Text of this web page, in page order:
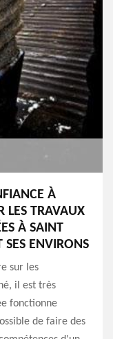
À
LES TRAVAUX
À SAINT
ENVIRONS
sur les
il est très
fonctionne
de faire des